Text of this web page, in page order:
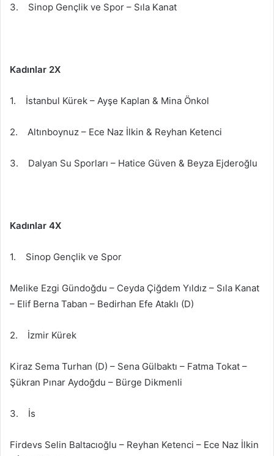
3. Sinop Gençlik ve Spor – Sıla Kanat
Kadınlar 2X
1. İstanbul Kürek – Ayşe Kaplan & Mina Önkol
2. Altınboynuz – Ece Naz İlkin & Reyhan Ketenci
3. Dalyan Su Sporları – Hatice Güven & Beyza Ejderoğlu
Kadınlar 4X
1. Sinop Gençlik ve Spor
Melike Ezgi Gündoğdu – Ceyda Çiğdem Yıldız – Sıla Kanat
– Elif Berna Taban – Bedirhan Efe Ataklı (D)
2. İzmir Kürek
Kiraz Sema Turhan (D) – Sena Gülbaktı – Fatma Tokat –
Şükran Pınar Aydoğdu – Bürge Dikmenli
3. İs
Firdevs Selin Baltacıoğlu – Reyhan Ketenci – Ece Naz İlkin